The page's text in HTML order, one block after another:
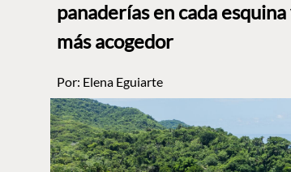
panaderías en cada
más acogedor
Por: Elena Eguiarte